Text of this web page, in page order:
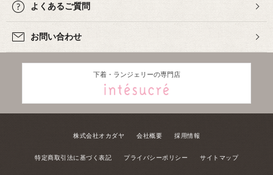
よくあるご質問
お問い合わせ
下着・ランジェリーの専門店
株式会社オカダヤ 会社概要 採用情報
特定商取引法に基づく表記 プライバシーポリシー サイトマップ